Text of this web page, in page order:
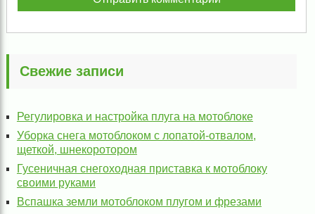
Свежие записи
Регулировка и настройка плуга на мотоблоке
Уборка снега мотоблоком с лопатой-отвалом,
щеткой, шнекоротором
Гусеничная снегоходная приставка к мотоблоку
своими руками
Вспашка земли мотоблоком плугом и фрезами